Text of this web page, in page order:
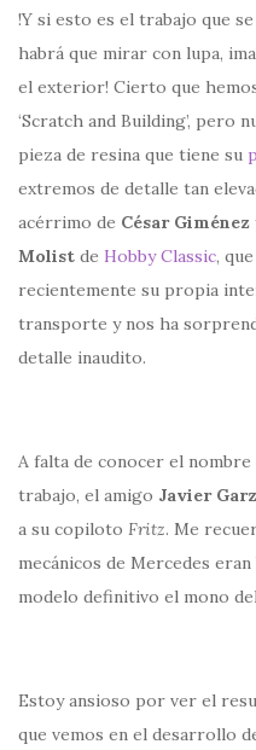
!Y si esto es el trabajo que
habrá que mirar con lupa,
el exterior! Cierto que
‘Scratch and Building’, pero
pieza de resina que tiene su
extremos de detalle tan
acérrimo de César Giménez
Molist de Hobby Classic,
recientemente su propia
transporte y nos ha
detalle inaudito.
A falta de conocer el
trabajo, el amigo Javier
a su copiloto Fritz. Me
mecánicos de Mercedes
modelo definitivo el mono
Estoy ansioso por ver el
que vemos en el desarrollo